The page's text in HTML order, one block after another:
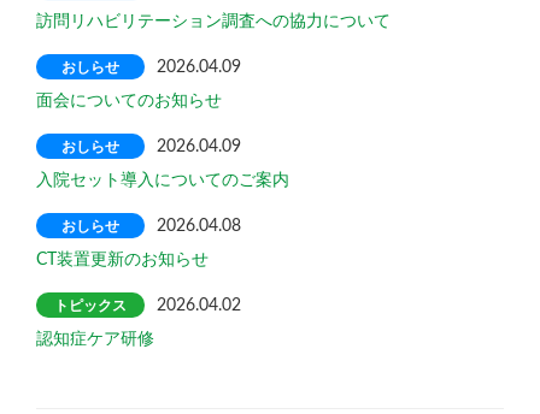
訪問リハビリテーション調査への協力について
おしらせ
2026.04.09
面会についてのお知らせ
おしらせ
2026.04.09
入院セット導入についてのご案内
おしらせ
2026.04.08
CT装置更新のお知らせ
トピックス
2026.04.02
認知症ケア研修